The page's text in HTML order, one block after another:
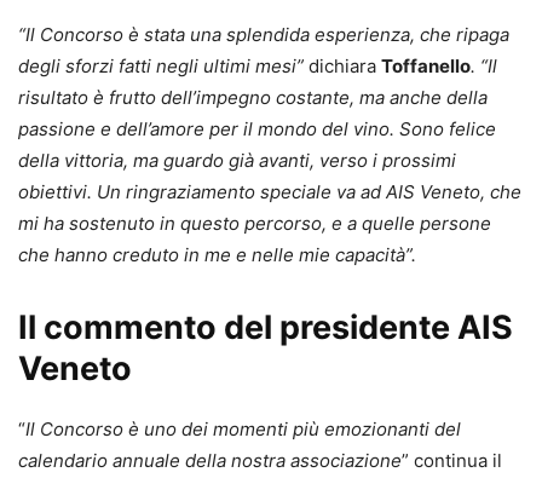
“Il Concorso è stata una splendida esperienza, che ripaga
degli sforzi fatti negli ultimi mesi” dichiara Toffanello. “Il
risultato è frutto dell’impegno costante, ma anche della
passione e dell’amore per il mondo del vino. Sono felice
della vittoria, ma guardo già avanti, verso i prossimi
obiettivi. Un ringraziamento speciale va ad AIS Veneto, che
mi ha sostenuto in questo percorso, e a quelle persone
che hanno creduto in me e nelle mie capacità”.
Il commento del presidente AIS
Veneto
“Il Concorso è uno dei momenti più emozionanti del
calendario annuale della nostra associazione” continua il